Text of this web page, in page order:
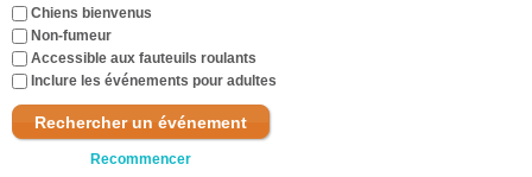
Chiens bienvenus
Non-fumeur
Accessible aux fauteuils roulants
Inclure les événements pour adultes
Rechercher un événement
Recommencer